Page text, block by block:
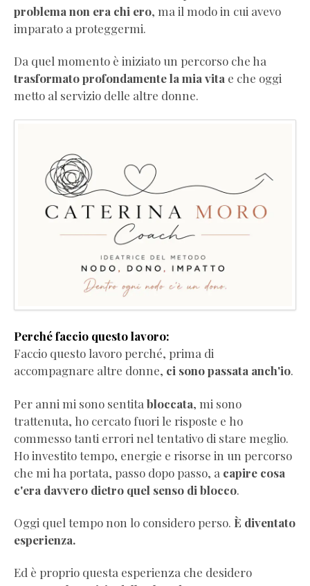
problema non era chi ero, ma il modo in cui avevo
imparato a proteggermi.
Da quel momento è iniziato un percorso che ha
trasformato profondamente la mia vita e che oggi
metto al servizio delle altre donne.
Perché faccio questo lavoro:
Faccio questo lavoro perché, prima di
accompagnare altre donne, ci sono passata anch'io.
Per anni mi sono sentita bloccata, mi sono
trattenuta, ho cercato fuori le risposte e ho
commesso tanti errori nel tentativo di stare meglio.
Ho investito tempo, energie e risorse in un percorso
che mi ha portata, passo dopo passo, a capire cosa
c'era davvero dietro quel senso di blocco.
Oggi quel tempo non lo considero perso. È diventato
esperienza.
Ed è proprio questa esperienza che desidero